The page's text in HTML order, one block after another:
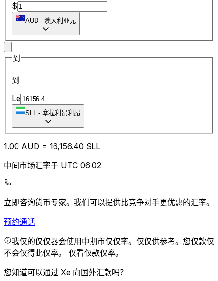
$
AUD - 澳大利亚元
到
到
Le
SLL - 塞拉利昂利昂
1.00 AUD = 16,156.40 SLL
中间市场汇率于 UTC 06:02
立即咨询货币专家。 我们可以提供比竞争对手更优惠的汇率。
预约通话
我仅的仅仅器会使用中期市仅仅率。仅仅供参考。您仅款仅
不会仅得此仅率。 仅看仅款仅率。
您知道可以通过 Xe 向国外汇款吗？